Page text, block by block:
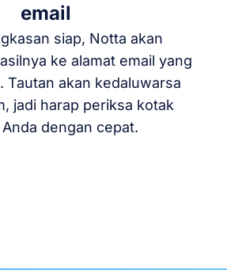
email
siap, Notta akan
ke alamat email yang
Tautan akan kedaluwarsa
jadi harap periksa kotak
dengan cepat.